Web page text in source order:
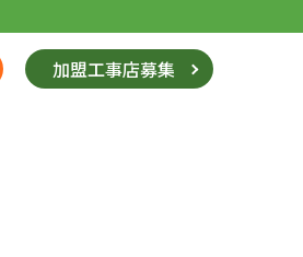
加盟工事店募集